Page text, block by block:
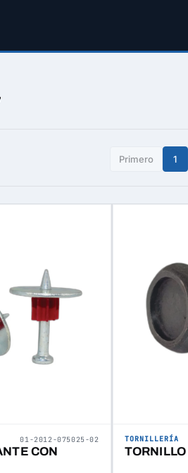
Primero 1
01-2012-075025-02
CON
TORNILLERÍA